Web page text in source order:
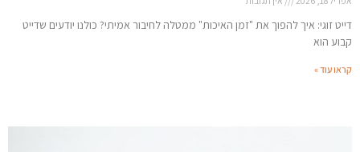
דייט זוגי: איך להפוך את "זמן האיכות" ממטלה לחיבור אמיתי? כולנו יודעים שדייט
קבוע הוא
קראו עוד »